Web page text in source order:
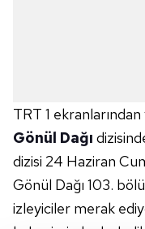
TRT 1
Gönül Dağı
dizisi 24 Haziran
Gönül Dağı 103.
izleyiciler merak